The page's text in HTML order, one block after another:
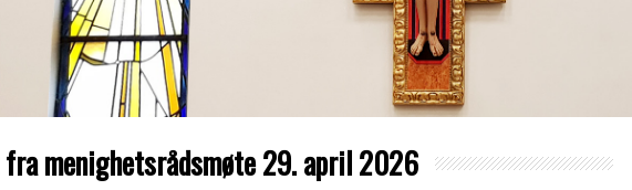
menighetsrådsmøte 29. april 2026